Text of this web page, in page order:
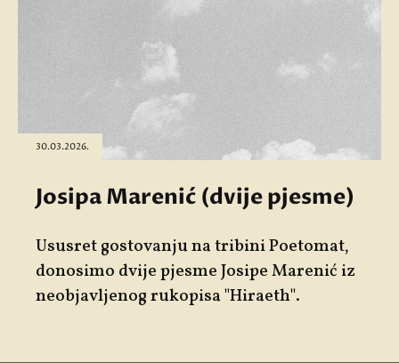
30.03.2026.
Josipa Marenić (dvije pjesme)
Ususret gostovanju na tribiniPoetomat,
donosimo dvije pjesmeJosipe Marenić iz
neobjavljenog rukopisa "Hiraeth".